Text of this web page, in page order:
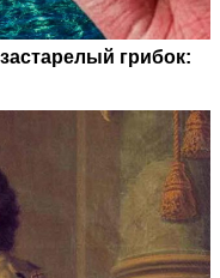
грибок: